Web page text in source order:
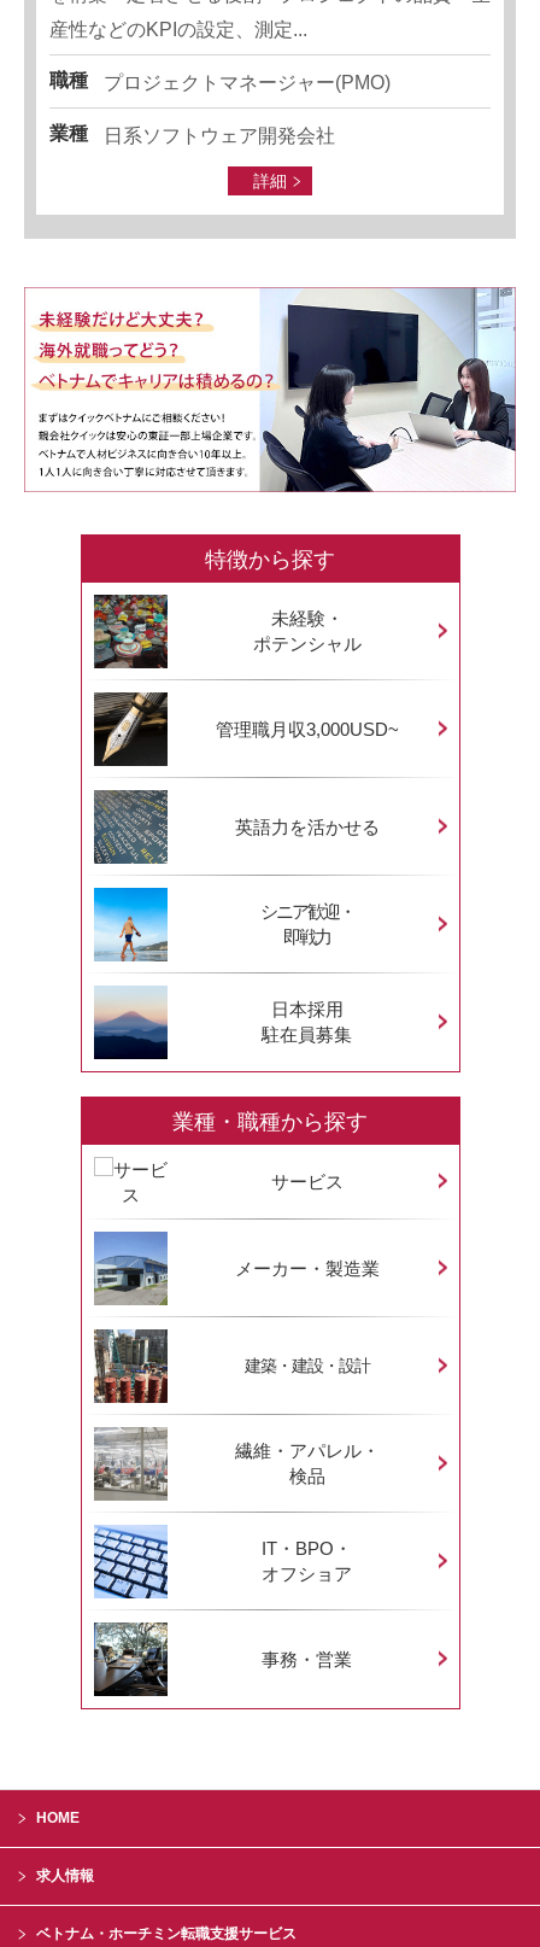
産性などのKPIの設定、測定...
職種 プロジェクトマネージャー(PMO)
業種 日系ソフトウェア開発会社
詳細
特徴から探す
未経験・
ポテンシャル
管理職月収3,000USD~
英語力を活かせる
シニア歓迎・
即戦力
日本採用
駐在員募集
業種・職種から探す
サービス
メーカー・製造業
建築・建設・設計
繊維・アパレル・
検品
IT・BPO・
オフショア
事務・営業
HOME
求人情報
ベトナム・ホーチミン転職支援サービス